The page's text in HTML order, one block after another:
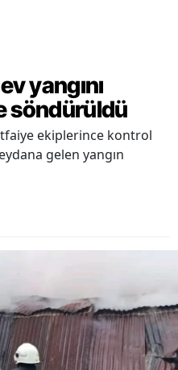
yangını
söndürüldü
ekiplerince kontrol
gelen yangın